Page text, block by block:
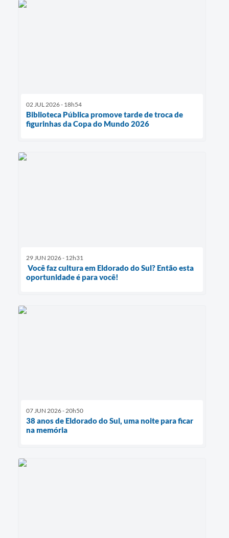
02 JUL 2026 - 18h54
Biblioteca Pública promove tarde de troca de
figurinhas da Copa do Mundo 2026
29 JUN 2026 - 12h31
Você faz cultura em Eldorado do Sul? Então esta
oportunidade é para você!
07 JUN 2026 - 20h50
38 anos de Eldorado do Sul, uma noite para ficar
na memória